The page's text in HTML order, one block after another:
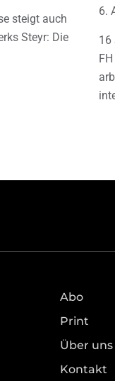
steigt auch
Steyr: Die
6.
16
Abo
Print
Über uns
Kontakt